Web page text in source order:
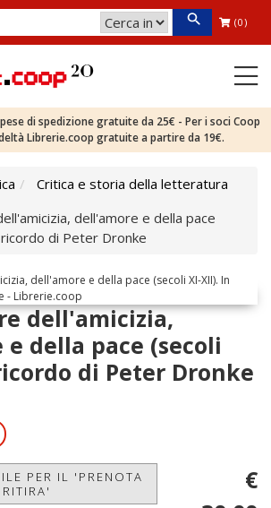
(0)
di spedizione gratuite da 25€ - Per i soci Coop
Librerie.coop gratuite a partire da 19€.
Critica e storia della letteratura
dell'amore e della pace
di Peter Dronke
dell'amicizia,
della pace (secoli
di Peter Dronke
PER IL 'PRENOTA
RITIRA'
€